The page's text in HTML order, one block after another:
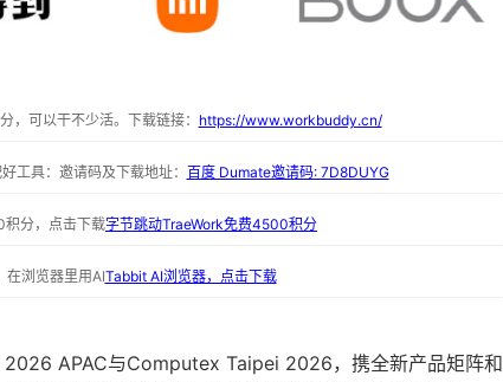
可以干不少活。下载链接： https://www.workbuddy.cn/
工具：邀请码及下载地址： 百度 Dumate邀请码: 7D8DUYG
分，点击下载字节跳动TraeWork免费4500积分
在浏览器里用AITabbit AI浏览器，点击下载
APAC与Computex Taipei 2026，携全新产品矩阵和